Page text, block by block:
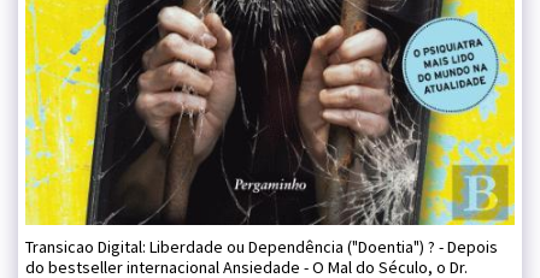
Transicao Digital: Liberdade ou Dependência ("Doentia") ? - Depois
do bestseller internacional Ansiedade - O Mal do Século, o Dr.